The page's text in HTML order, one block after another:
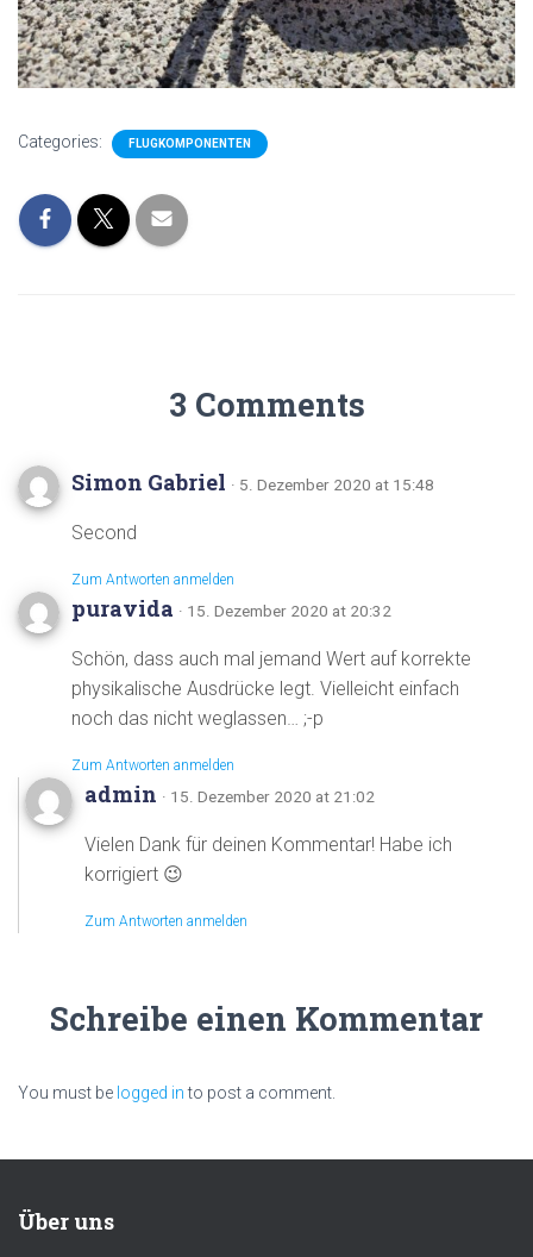
Categories: FLUGKOMPONENTEN
3 Comments
Simon Gabriel · 5. Dezember 2020 at 15:48
Second
Zum Antworten anmelden
puravida · 15. Dezember 2020 at 20:32
Schön, dass auch mal jemand Wert auf korrekte
physikalische Ausdrücke legt. Vielleicht einfach
noch das nicht weglassen… ;-p
Zum Antworten anmelden
admin · 15. Dezember 2020 at 21:02
Vielen Dank für deinen Kommentar! Habe ich
korrigiert 😉
Zum Antworten anmelden
Schreibe einen Kommentar
You must be logged into post a comment.
Über uns